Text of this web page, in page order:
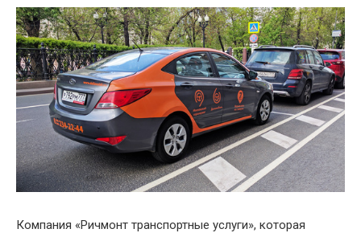
Компания «Ричмонт транспортные услуги», которая